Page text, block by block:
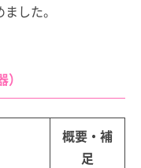
した。
概要・補
足